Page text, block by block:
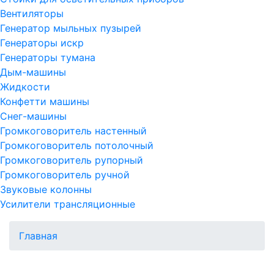
Вентиляторы
Генератор мыльных пузырей
Генераторы искр
Генераторы тумана
Дым-машины
Жидкости
Конфетти машины
Снег-машины
Громкоговоритель настенный
Громкоговоритель потолочный
Громкоговоритель рупорный
Громкоговоритель ручной
Звуковые колонны
Усилители трансляционные
Главная